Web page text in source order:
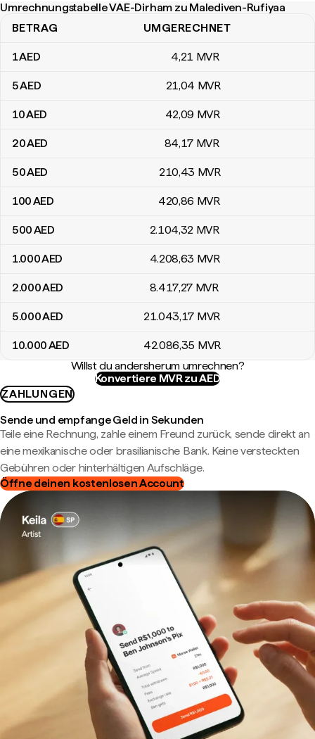
Umrechnungstabelle VAE-Dirham zu Malediven-Rufiyaa
Umrechnungstabelle VAE-Dirham zu Malediven-Rufiyaa
BETRAG UMGERECHNET
1AED 4,21 MVR
5AED 21,04 MVR
10AED 42,09 MVR
20AED 84,17 MVR
50AED 210,43 MVR
100AED 420,86 MVR
500AED 2.104,32 MVR
1.000AED 4.208,63 MVR
2.000AED 8.417,27 MVR
5.000AED 21.043,17 MVR
10.000AED 42.086,35 MVR
Willst du andersherum umrechnen?
Konvertiere MVR zu AED
ZAHLUNGEN
Sende und empfange Geld in Sekunden
Teile eine Rechnung, zahle einem Freund zurück, sende direkt an
eine mexikanische oder brasilianische Bank. Keine versteckten
Gebühren oder hinterhältigen Aufschläge.
Öffne deinen kostenlosen Account